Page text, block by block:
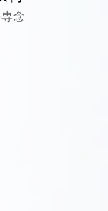
念